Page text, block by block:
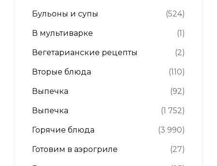
Бульоны и супы (524)
В мультиварке (1)
Вегетарианские рецепты (2)
Вторые блюда (110)
Выпечка (92)
Выпечка (1 752)
Горячие блюда (3 990)
Готовим в аэрогриле (27)